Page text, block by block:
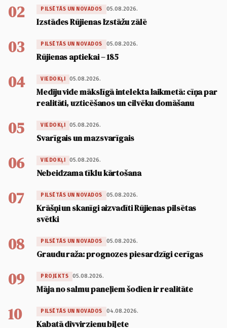
02 PILSĒTĀS UN NOVADOS 05.08.2026.
Izstādes Rūjienas Izstāžu zālē
03 PILSĒTĀS UN NOVADOS 05.08.2026.
Rūjienas aptiekai – 185
04 VIEDOKĻI 05.08.2026.
Mediju vide mākslīgā intelekta laikmetā: cīņa par
realitāti, uzticēšanos un cilvēku domāšanu
05 VIEDOKĻI 05.08.2026.
Svarīgais un mazsvarīgais
06 VIEDOKĻI 05.08.2026.
Nebeidzama tīklu kārtošana
07 PILSĒTĀS UN NOVADOS 05.08.2026.
Krāšņi un skanīgi aizvadīti Rūjienas pilsētas
svētki
08 PILSĒTĀS UN NOVADOS 05.08.2026.
Graudu raža: prognozes piesardzīgi cerīgas
09 PROJEKTS 05.08.2026.
Māja no salmu paneļiem šodien ir realitāte
10 PILSĒTĀS UN NOVADOS 04.08.2026.
Kabatā divvirzienu biļete